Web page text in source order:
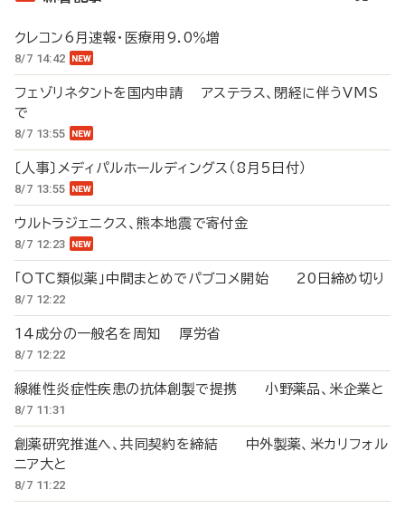
クレコン6月速報・医療用9.0％増
8/7 14:42
フェゾリネタントを国内申請 アステラス、閉経に伴うVMS
で
8/7 13:55
〔人事〕メディパルホールディングス（8月5日付）
8/7 13:55
ウルトラジェニクス、熊本地震で寄付金
8/7 12:23
「OTC類似薬」中間まとめでパブコメ開始 20日締め切り
8/7 12:22
14成分の一般名を周知 厚労省
8/7 12:22
線維性炎症性疾患の抗体創製で提携 小野薬品、米企業と
8/7 11:31
創薬研究推進へ、共同契約を締結 中外製薬、米カリフォル
ニア大と
8/7 11:22